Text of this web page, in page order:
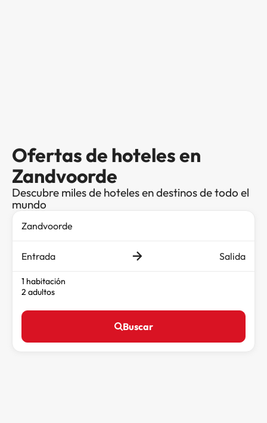
Ofertas de hoteles en
Zandvoorde
Descubre miles de hoteles en destinos de todo el
mundo
Entrada Salida
1 habitación
2 adultos
Buscar